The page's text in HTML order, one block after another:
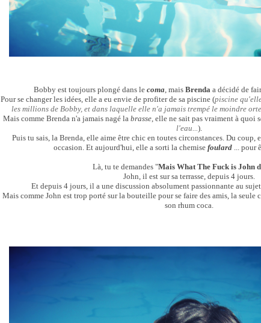
Bobby est toujours plongé dans le coma, mais Brendaa décidé de
Pour se changer les idées, elle a eu envie de profiter de sa piscine (piscine
les millions de Bobby, et dans laquelle elle n'a jamais trempé le moindre
Mais comme Brenda n'a jamais nagé la brasse, elle ne sait pas vraiment à quoi
l'eau...).
Puis tu sais, la Brenda, elle aime être chic en toutes circonstances. Du coup,
occasion. Et aujourd'hui, elle a sorti la chemise foulard ... pour
Là, tu te demandes "Mais What The Fuck is John
John, il est sur sa terrasse, depuis 4 jours.
Et depuis 4 jours, il a une discussion absolument passionnante au
Mais comme John est trop porté sur la bouteille pour se faire des amis, la seule
son rhum coca.